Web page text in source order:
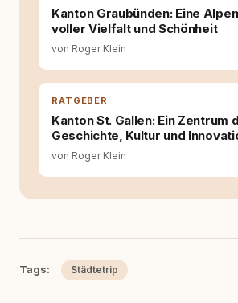
für ein Zusammenleben, das
Kanton Graubünden: Eine
voller Vielfalt und Schönheit
von Roger Klein
RATGEBER
Kanton St. Gallen: Ein Zentrum
Geschichte, Kultur und
von Roger Klein
Tags: Städtetrip